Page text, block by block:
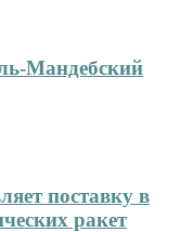
Мандебский
поставку в
ракет